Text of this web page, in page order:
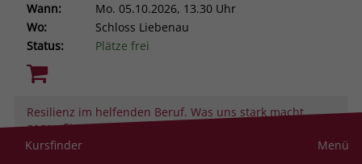
Wann:
Mo. 05.10.2026, 13.30 Uhr
Wo:
Schloss Liebenau
Status:
Plätze frei
Resilienz im helfenden Beruf. Was uns stark macht
gegen Stress und Belastung
Nr.:
Kursfinder Menü